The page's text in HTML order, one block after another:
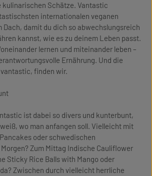
kulinarischen Schätze. Vantastic
internationalen veganen
Dach, damit du dich so abwechslungsreich
kannst, wie es zu deinem Leben passt.
lernen und miteinander leben –
Ernährung. Und die
finden wir.
ist dabei so divers und kunterbunt,
wo man anfangen soll. Vielleicht mit
oder schwedischen
Zum Mittag Indische Cauliflower
Sticky Rice Balls with Mango oder
Zwischen durch vielleicht herrliche